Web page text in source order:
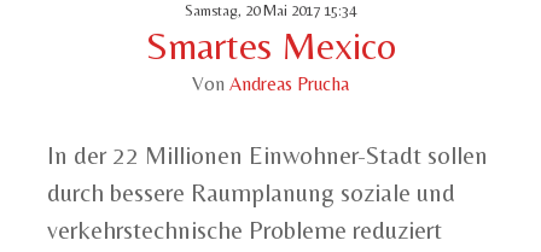
Samstag, 20 Mai 2017 15:34
Smartes Mexico
Von Andreas Prucha
In der 22 Millionen Einwohner-Stadt sollen
durch bessere Raumplanung soziale und
verkehrstechnische Probleme reduziert